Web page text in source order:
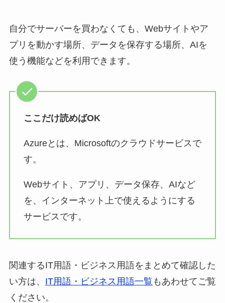
自分でサーバーを買わなくても、Webサイトやア
プリを動かす場所、データを保存する場所、AIを
使う機能などを利用できます。
ここだけ読めばOK
Azureとは、Microsoftのクラウドサービスで
す。
Webサイト、アプリ、データ保存、AIなど
を、インターネット上で使えるようにする
サービスです。
関連するIT用語・ビジネス用語をまとめて確認した
い方は、 IT用語・ビジネス用語一覧 もあわせてご覧
ください。